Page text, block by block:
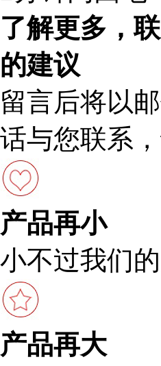
了解更多，
的建议
留言后将以
话与您联系
产品再小
小不过我们
产品再大